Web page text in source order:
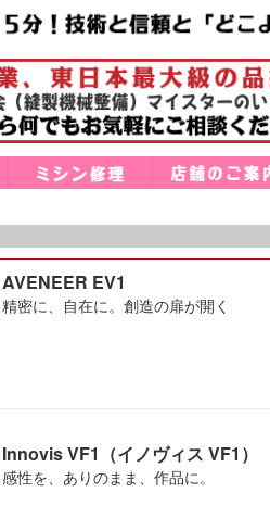
AVENEER EV1
精密に、自在に。創造の扉が開く
Innovis VF1（イノヴィス VF1）
感性を、ありのまま、作品に。